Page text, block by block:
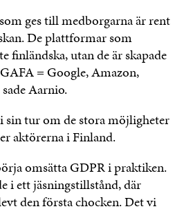
ges till medborgarna är rent
De plattformar som
finländska, utan de är skapade
= Google, Amazon,
Aarnio.
sin tur om de stora möjligheter
aktörerna i Finland.
omsätta GDPR i praktiken.
i ett jäsningstillstånd, där
den första chocken. Det vi